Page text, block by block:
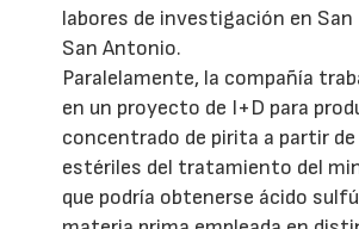
labores de investigación en
San Antonio.
Paralelamente, la compañía
en un proyecto de I+D para
concentrado de pirita a partir de
estériles del tratamiento del
que podría obtenerse ácido